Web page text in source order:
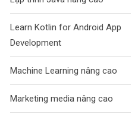
Learn Kotlin for Android App
Development
Machine Learning nâng cao
Marketing media nâng cao